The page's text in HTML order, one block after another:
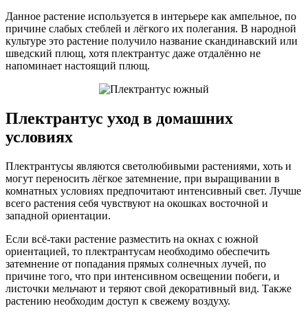
Данное растение используется в интерьере как ампельное, по
причине слабых стеблей и лёгкого их полегания. В народной
культуре это растение получило название скандинавский или
шведский плющ, хотя плектрантус даже отдалённо не
напоминает настоящий плющ.
Плектрантус уход в домашних
условиях
Плектрантусы являются светолюбивыми растениями, хоть и
могут переносить лёгкое затемнение, при выращивании в
комнатных условиях предпочитают интенсивный свет. Лучше
всего растения себя чувствуют на окошках восточной и
западной ориентации.
Если всё-таки растение разместить на окнах с южной
ориентацией, то плектрантусам необходимо обеспечить
затемнение от попадания прямых солнечных лучей, по
причине того, что при интенсивном освещении побеги, и
листочки мельчают и теряют свой декоративный вид. Также
растению необходим доступ к свежему воздуху.